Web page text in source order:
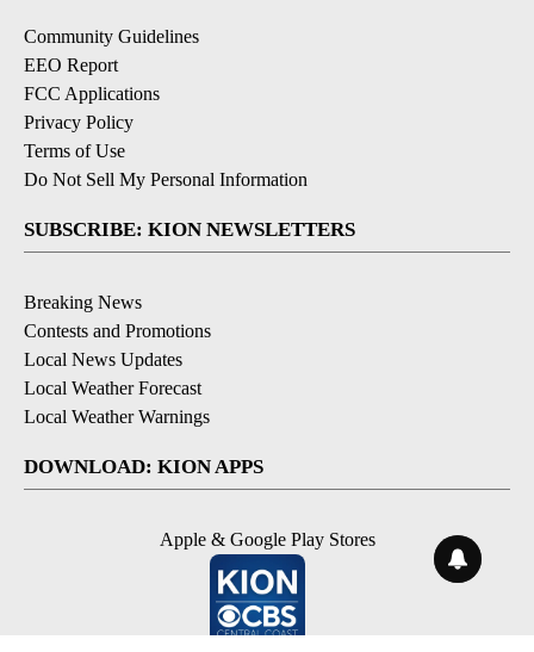
Community Guidelines
EEO Report
FCC Applications
Privacy Policy
Terms of Use
Do Not Sell My Personal Information
SUBSCRIBE: KION NEWSLETTERS
Breaking News
Contests and Promotions
Local News Updates
Local Weather Forecast
Local Weather Warnings
DOWNLOAD: KION APPS
Apple & Google Play Stores